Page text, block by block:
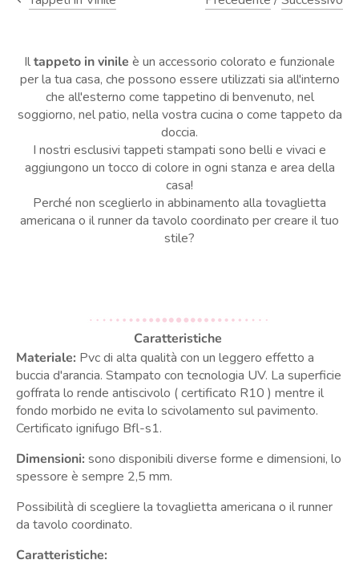
Iltappeto in vinile è un accessorio colorato e funzionale
per la tua casa, che possono essere utilizzati sia all'interno
che all'esterno come tappetino di benvenuto, nel
soggiorno, nel patio, nella vostra cucina o come tappeto da
doccia.
I nostri esclusivi tappeti stampati sono belli e vivaci e
aggiungono un tocco di colore in ogni stanza e area della
casa!
Perché non sceglierlo in abbinamento alla tovaglietta
americana o il runner da tavolo coordinato per creare il tuo
stile?
Caratteristiche
Materiale: Pvc di alta qualità con un leggero effetto a
buccia d'arancia. Stampato con tecnologia UV. La superficie
goffrata lo rende antiscivolo ( certificato R10 ) mentre il
fondo morbido ne evita lo scivolamento sul pavimento.
Certificato ignifugo Bfl-s1.
Dimensioni: sono disponibili diverse forme e dimensioni, lo
spessore è sempre 2,5 mm.
Possibilità di scegliere la tovaglietta americana o il runner
da tavolo coordinato.
Caratteristiche: